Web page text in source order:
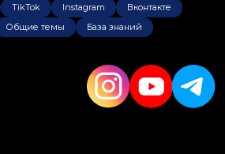
TikTok Instagram
Вконтакте
Общие темы База знаний